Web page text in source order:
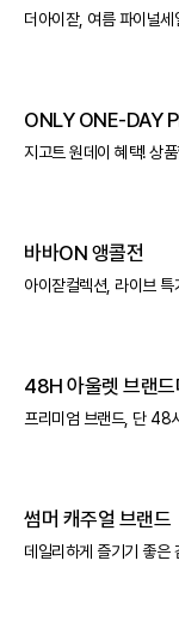
더아이잗, 여름 파이널
ONLY ONE-DAY
지고트 원데이 혜택! 상
바바ON 앵콜전
아이잗컬렉션, 라이브 특
48H 아울렛 브랜드
프리미엄 브랜드, 단 48
썸머 캐주얼 브랜드
데일리하게 즐기기 좋은